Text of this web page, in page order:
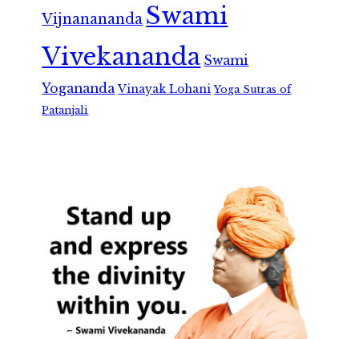
Vijnanananda Swami
Vivekananda Swami
Yogananda Vinayak Lohani Yoga Sutras of
Patanjali